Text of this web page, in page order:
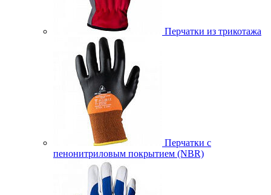
Перчатки из трикотажа
Перчатки с
пенонитриловым покрытием (NBR)